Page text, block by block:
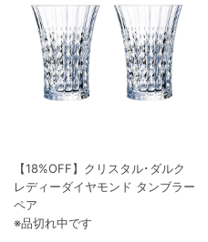
【18%OFF】クリスタル･ダルク
レディーダイヤモンド タンブラー
ペア
※品切れ中です